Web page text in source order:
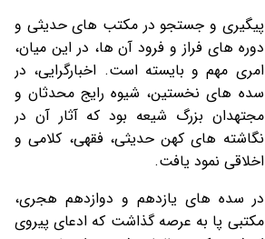
پیگیری و جستجو در مکتب ‏های حدیثی و
دوره‏ های فراز و فرود آن ها، در این میان،
امری مهم و بایسته است. اخبارگرایی، در
سده‏ های نخستین، شیوه رایج محدثان و
مجتهدان بزرگ شیعه بود که آثار آن در
نگاشته‏ های کهن حدیثی، فقهی، کلامی و
اخلاقی نمود یافت.
در سده‏ های یازدهم و دوازدهم هجری،
مکتبی پا به عرصه گذاشت که ادعای پیروی